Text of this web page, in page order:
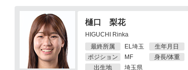
樋口 梨花
HIGUCHI Rinka
最終所属
EL埼玉
ポジション
MF
出生地
埼玉県
生年月日
身長/体重